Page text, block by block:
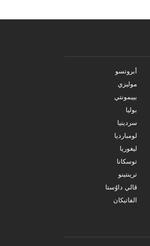
أبروتسو
موليزي
بييمونتي
بوليا
سردينيا
لومبارديا
ليغوريا
توسكانا
ترينتينو
ڤالي داوُستا
الفاتيكان